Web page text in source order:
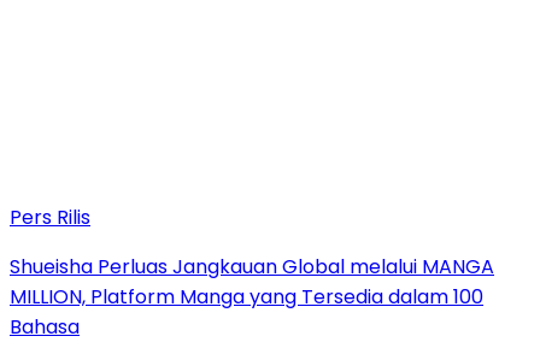
Pers Rilis
Shueisha Perluas Jangkauan Global melalui MANGA
MILLION, Platform Manga yang Tersedia dalam 100
Bahasa